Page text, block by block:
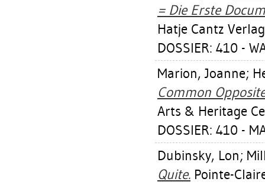
= Die Erste
Hatje Cantz
DOSSIER: 410 -
Marion, Joanne;
Common
Arts & Heritage
DOSSIER: 410 -
Dubinsky, Lon;
Quite. Pointe-